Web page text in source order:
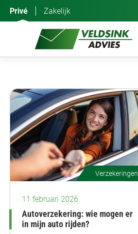
Privé Zakelijk
Verzekeringen
11 februari 2026
Autoverzekering: wie mogen er
in mijn auto rijden?